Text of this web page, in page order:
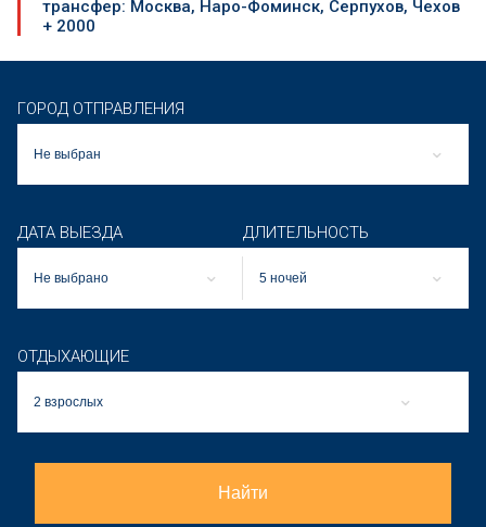
трансфер: Москва, Наро-Фоминск, Серпухов, Чехов
+ 2000
ГОРОД ОТПРАВЛЕНИЯ
Не выбран
ДАТА ВЫЕЗДА
Не выбрано
ДЛИТЕЛЬНОСТЬ
5 ночей
ОТДЫХАЮЩИЕ
2 взрослых
Найти